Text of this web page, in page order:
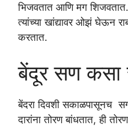
भिजवतात आणि मग
त्यांच्या खांद्यावर ओझं घेऊन
करतात.
बेंदूर सण कसा
बेंदरा दिवशी सकाळपासूनच
दारांना तोरण बांधतात, ही